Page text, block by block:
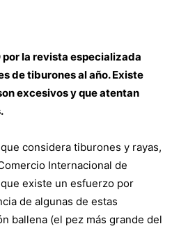
la revista especializada
de tiburones al año. Existe
excesivos y que atentan
considera tiburones y rayas,
Internacional de
existe un esfuerzo por
de algunas de estas
ballena (el pez más grande del